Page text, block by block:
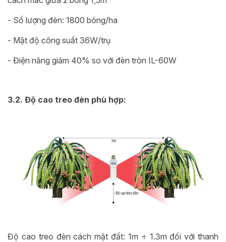
- Số lượng đèn: 1800 bóng/ha
- Mật độ công suất 36W/trụ
- Điện năng giảm 40% so với đèn tròn IL-60W
3.2. Độ cao treo đèn phù hợp:
Độ cao treo đèn cách mặt đất: 1m ÷ 1.3m đối với thanh